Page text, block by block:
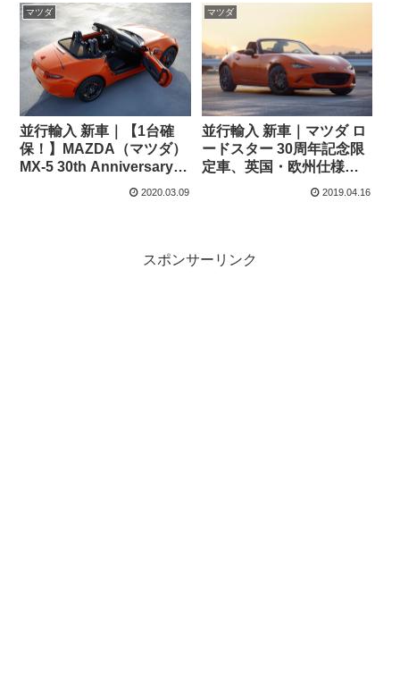
ペック・価格の情報。
ック・価格の情報。
マツダ
並行輸入 新車｜【1台確
保！】MAZDA（マツダ）
MX-5 30th Anniversary
Edition ソフトトップ 右ハ
2020.03.09
マツダ
並行輸入 新車｜マツダ ロ
ードスター 30周年記念限
定車、英国・欧州仕様の
2.0Lモデルに乗る。価格
2019.04.16
スポンサーリンク